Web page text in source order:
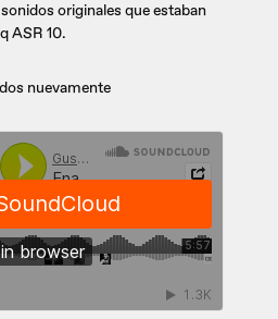
originales que estaban
ASR 10.
nuevamente